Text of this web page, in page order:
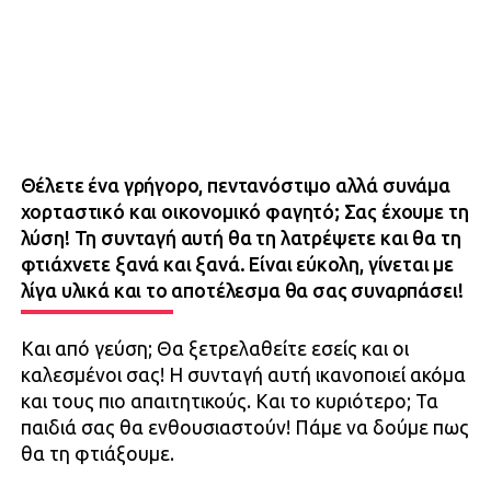
Θέλετε ένα γρήγορο, πεντανόστιμο αλλά συνάμα
χορταστικό και οικονομικό φαγητό; Σας έχουμε τη
λύση! Τη συνταγή αυτή θα τη λατρέψετε και θα τη
φτιάχνετε ξανά και ξανά. Είναι εύκολη, γίνεται με
λίγα υλικά και το αποτέλεσμα θα σας συναρπάσει!
Και από γεύση; Θα ξετρελαθείτε εσείς και οι
καλεσμένοι σας! Η συνταγή αυτή ικανοποιεί ακόμα
και τους πιο απαιτητικούς. Και το κυριότερο; Τα
παιδιά σας θα ενθουσιαστούν! Πάμε να δούμε πως
θα τη φτιάξουμε.